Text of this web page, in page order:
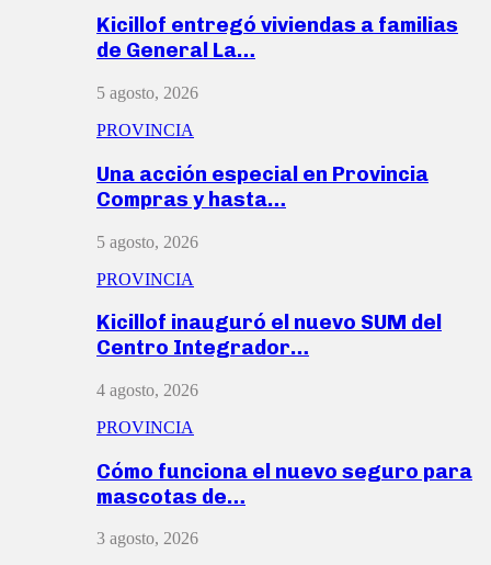
Kicillof entregó viviendas a familias
de General La…
5 agosto, 2026
PROVINCIA
Una acción especial en Provincia
Compras y hasta…
5 agosto, 2026
PROVINCIA
Kicillof inauguró el nuevo SUM del
Centro Integrador…
4 agosto, 2026
PROVINCIA
Cómo funciona el nuevo seguro para
mascotas de…
3 agosto, 2026